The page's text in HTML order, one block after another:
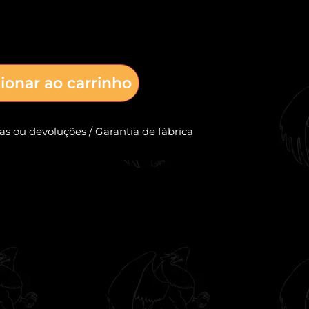
ao carrinho
ou devoluções / Garantia de fábrica